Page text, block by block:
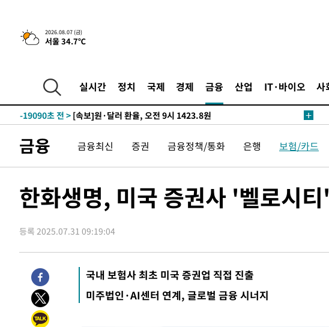
2026.08.07 (금)
서울 34.7℃
실시간 정치 국제 경제 금융 산업 IT·바이오 사
-22497초 전 >민주 콩고 에볼라환자 4천명 돌파, 4053명 발생 1850명 사망
-21747초 전 >[속보]'300억원대 사기 혐의' 차가원 대표 구속 송치
-19454초 전 >
[속보]경찰·노동부, HL만도 평택사업장 끼임 사망 관련 압수수색
-19335초 전 >
압수수색
-19090초 전 > [속보]원·달러 환율, 오전 9시 1423.8원
-18872초 전 >
[속보]코스닥, 5.95포인트(0.74%) 상승한 807.62개장
-18840초 전 >[속보]코스피, 6300선 재탈환…1.09% 오른 6365.07 개장
태
-15303초 전 >입추에도 극한더위…서울 낮 39도 '폭염중대경보'
례 큰 폭발음
-8982초 전 >[속보]美, 폴리실리콘 수입 규제…파생제품 15% 관세, 120일 후 발
-7133초 전 >[속보]트럼프, 美 원정출산 금지 행정명령 서명
-4833초 전 >
[속보] 뉴욕증시, 일제 하락 마감…나스닥 0.06%↓
-28891초 전 >
[속보] 7월 중국 수출 23.9%↑ 수입 27.5%↑…무역총액
25.3%↑
-26051초 전 >
[속보]'채상병 순직 책임' 임성근, 항소심도 징역 3년
-25917초 전 >
금융 금융최신 증권 금융정책/통화 은행 보험/카드
한화생명, 미국 증권사 '벨로시
등록 2025.07.31 09:19:04
국내 보험사 최초 미국 증권업 직접 진출
미주법인·AI센터 연계, 글로벌 금융 시너지